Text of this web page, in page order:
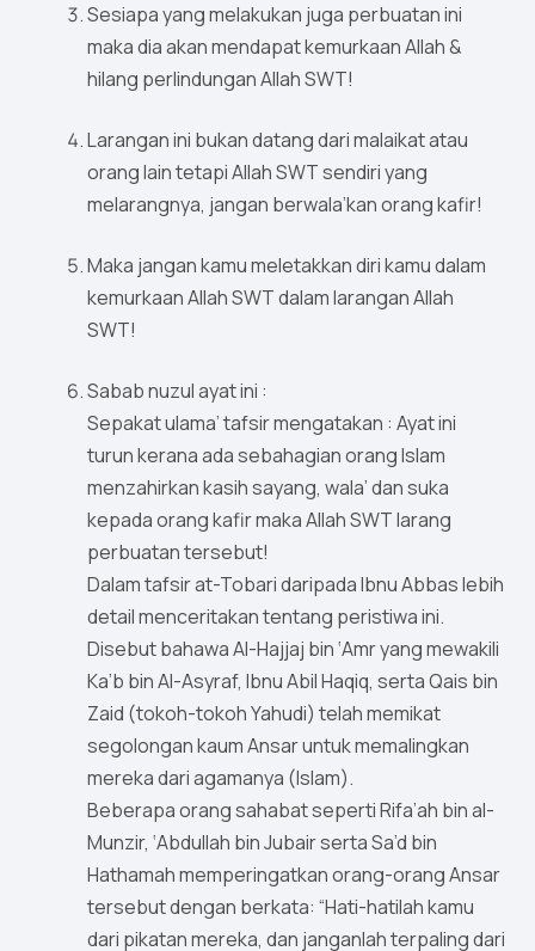
Sesiapa yang melakukan juga perbuatan ini
maka dia akan mendapat kemurkaan Allah &
hilang perlindungan Allah SWT!
Larangan ini bukan datang dari malaikat atau
orang lain tetapi Allah SWT sendiri yang
melarangnya, jangan berwala’kan orang kafir!
Maka jangan kamu meletakkan diri kamu dalam
kemurkaan Allah SWT dalam larangan Allah
SWT!
Sabab nuzul ayat ini :
Sepakat ulama’ tafsir mengatakan : Ayat ini
turun kerana ada sebahagian orang Islam
menzahirkan kasih sayang, wala’ dan suka
kepada orang kafir maka Allah SWT larang
perbuatan tersebut!
Dalam tafsir at-Tobari daripada Ibnu Abbas lebih
detail menceritakan tentang peristiwa ini.
Disebut bahawa Al-Hajjaj bin ‘Amr yang mewakili
Ka’b bin Al-Asyraf, Ibnu Abil Haqiq, serta Qais bin
Zaid (tokoh-tokoh Yahudi) telah memikat
segolongan kaum Ansar untuk memalingkan
mereka dari agamanya (Islam).
Beberapa orang sahabat seperti Rifa’ah bin al-
Munzir, ‘Abdullah bin Jubair serta Sa’d bin
Hathamah memperingatkan orang-orang Ansar
tersebut dengan berkata: “Hati-hatilah kamu
dari pikatan mereka, dan janganlah terpaling dari